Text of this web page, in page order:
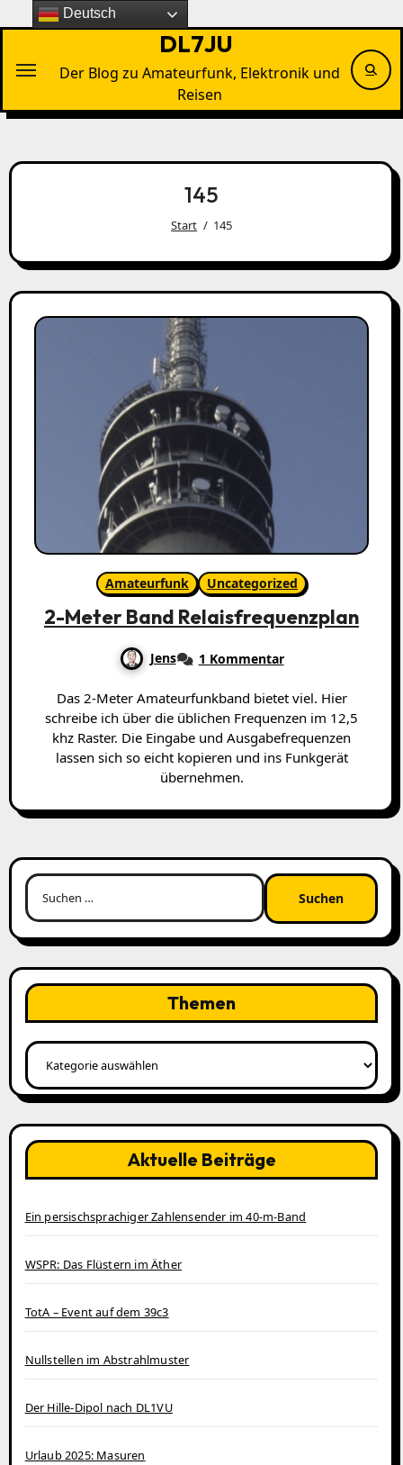
Inhalten
DL7JU
Der Blog zu Amateurfunk, Elektronik und
Reisen
145
Start 145
Amateurfunk Uncategorized
2-Meter Band Relaisfrequenzplan
Jens 1 Kommentar
Das 2-Meter Amateurfunkband bietet viel. Hier
schreibe ich über die üblichen Frequenzen im 12,5
khz Raster. Die Eingabe und Ausgabefrequenzen
lassen sich so eicht kopieren und ins Funkgerät
übernehmen.
Suchen
nach:
Themen
Themen
Aktuelle Beiträge
Ein persischsprachiger Zahlensender im 40‑m‑Band
WSPR: Das Flüstern im Äther
TotA – Event auf dem 39c3
Nullstellen im Abstrahlmuster
Der Hille-Dipol nach DL1VU
Urlaub 2025: Masuren
Deutsch